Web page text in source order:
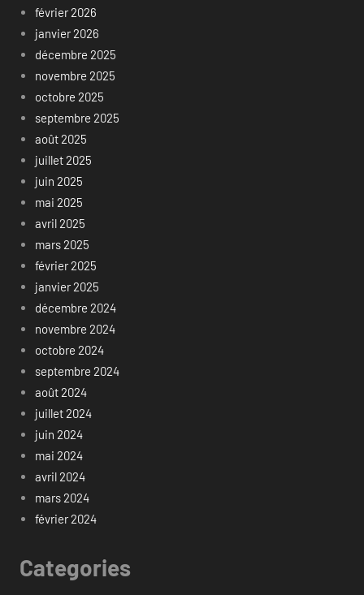
février 2026
janvier 2026
décembre 2025
novembre 2025
octobre 2025
septembre 2025
août 2025
juillet 2025
juin 2025
mai 2025
avril 2025
mars 2025
février 2025
janvier 2025
décembre 2024
novembre 2024
octobre 2024
septembre 2024
août 2024
juillet 2024
juin 2024
mai 2024
avril 2024
mars 2024
février 2024
Categories